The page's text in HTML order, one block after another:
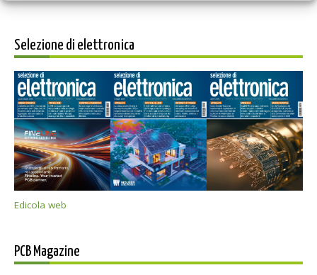
Selezione di elettronica
Edicola web
PCB Magazine